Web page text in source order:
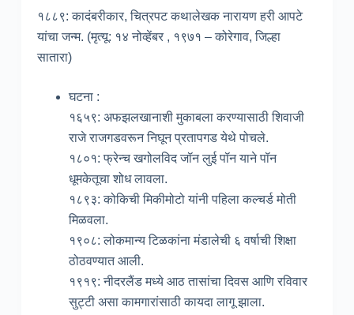
१८८९: कादंबरीकार, चित्रपट कथालेखक नारायण हरी आपटे
यांचा जन्म. (मृत्यू: १४ नोव्हेंबर , १९७१ – कोरेगाव, जिल्हा
सातारा)
घटना :
१६५९: अफझलखानाशी मुकाबला करण्यासाठी शिवाजी
राजे राजगडवरून निघून प्रतापगड येथे पोचले.
१८०१: फ्रेन्च खगोलविद जॉन लुई पॉन याने पॉन
धूमकेतूचा शोध लावला.
१८९३: कोकिची मिकीमोटो यांनी पहिला कल्चर्ड मोती
मिळवला.
१९०८: लोकमान्य टिळकांना मंडालेची ६ वर्षाची शिक्षा
ठोठवण्यात आली.
१९१९: नीदरलैंड मध्ये आठ तासांचा दिवस आणि रविवार
सुट्टी असा कामगारांसाठी कायदा लागू झाला.